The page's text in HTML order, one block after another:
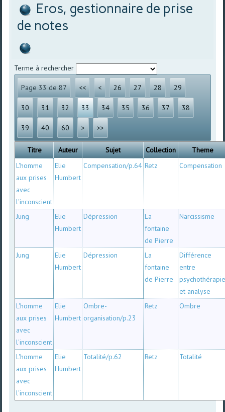
Eros, gestionnaire de prise
de notes
Terme à rechercher
Page 33 de 87 << < 26 27 28 29
30 31 32 33 34 35 36 37 38
39 40 60 > >>
Titre Auteur Sujet Collection
Theme
L'homme
aux prises
avec
l'inconscient
Elie
Humbert
Compensation/p.64 Retz Compensation
Jung
Elie
Humbert
Dépression
La
fontaine
de Pierre
Narcissisme
Jung
Elie
Humbert
Dépression
La
fontaine
de Pierre
Différence
entre
et analyse
L'homme
aux prises
avec
l'inconscient
Elie
Humbert
Ombre-
organisation/p.23
Retz Ombre
L'homme
aux prises
avec
l'inconscient
Elie
Humbert
Totalité/p.62 Retz Totalité